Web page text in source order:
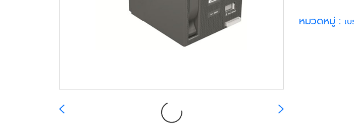
หมวดหมู่ : เ